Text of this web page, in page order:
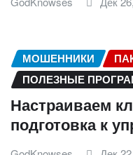
МОШЕННИКИ
ПОЛЕЗНЫЕ
Настраиваем
подготовка к